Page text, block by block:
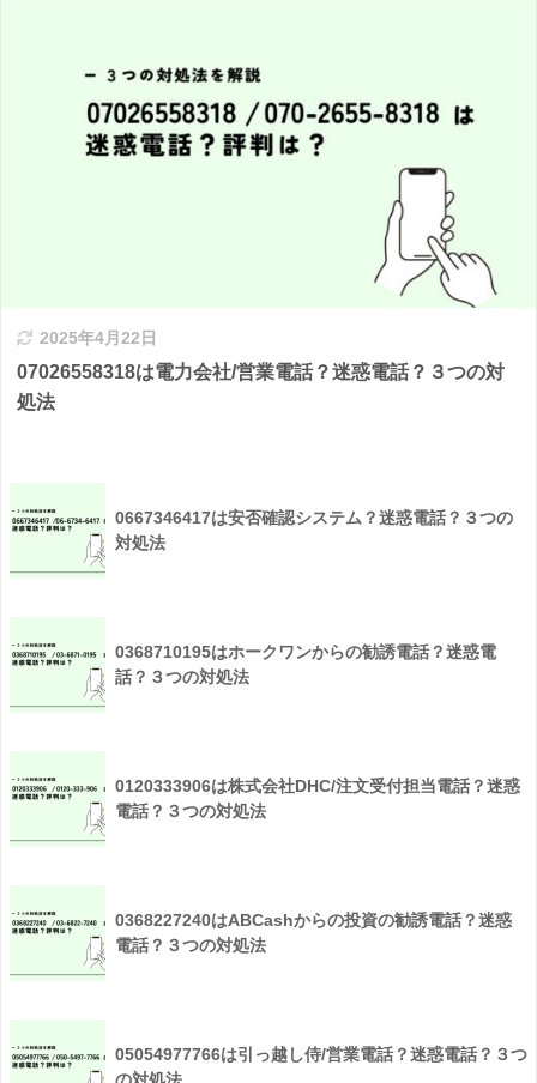
2025年4月22日
07026558318は電力会社/営業電話？迷惑電話？３つの対
処法
0667346417は安否確認システム？迷惑電話？３つの
対処法
0368710195はホークワンからの勧誘電話？迷惑電
話？３つの対処法
0120333906は株式会社DHC/注文受付担当電話？迷惑
電話？３つの対処法
0368227240はABCashからの投資の勧誘電話？迷惑
電話？３つの対処法
05054977766は引っ越し侍/営業電話？迷惑電話？３つ